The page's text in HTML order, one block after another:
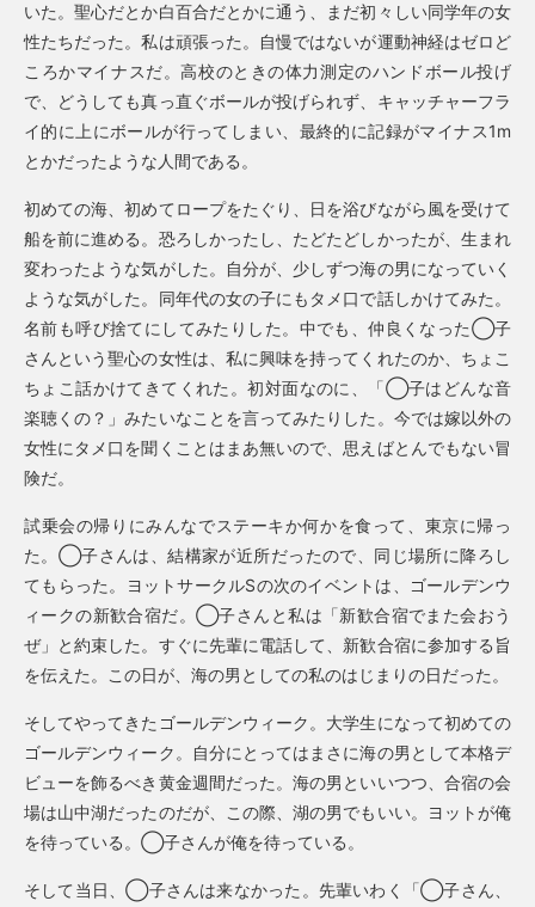
いた。聖心だとか白百合だとかに通う、まだ初々しい同学年の女
性たちだった。私は頑張った。自慢ではないが運動神経はゼロど
ころかマイナスだ。高校のときの体力測定のハンドボール投げ
で、どうしても真っ直ぐボールが投げられず、キャッチャーフラ
イ的に上にボールが行ってしまい、最終的に記録がマイナス1m
とかだったような人間である。
初めての海、初めてロープをたぐり、日を浴びながら風を受けて
船を前に進める。恐ろしかったし、たどたどしかったが、生まれ
変わったような気がした。自分が、少しずつ海の男になっていく
ような気がした。同年代の女の子にもタメ口で話しかけてみた。
名前も呼び捨てにしてみたりした。中でも、仲良くなった◯子
さんという聖心の女性は、私に興味を持ってくれたのか、ちょこ
ちょこ話かけてきてくれた。初対面なのに、「◯子はどんな音
楽聴くの？」みたいなことを言ってみたりした。今では嫁以外の
女性にタメ口を聞くことはまあ無いので、思えばとんでもない冒
険だ。
試乗会の帰りにみんなでステーキか何かを食って、東京に帰っ
た。◯子さんは、結構家が近所だったので、同じ場所に降ろし
てもらった。ヨットサークルSの次のイベントは、ゴールデンウ
ィークの新歓合宿だ。◯子さんと私は「新歓合宿でまた会おう
ぜ」と約束した。すぐに先輩に電話して、新歓合宿に参加する旨
を伝えた。この日が、海の男としての私のはじまりの日だった。
そしてやってきたゴールデンウィーク。大学生になって初めての
ゴールデンウィーク。自分にとってはまさに海の男として本格デ
ビューを飾るべき黄金週間だった。海の男といいつつ、合宿の会
場は山中湖だったのだが、この際、湖の男でもいい。ヨットが俺
を待っている。◯子さんが俺を待っている。
そして当日、◯子さんは来なかった。先輩いわく「◯子さん、